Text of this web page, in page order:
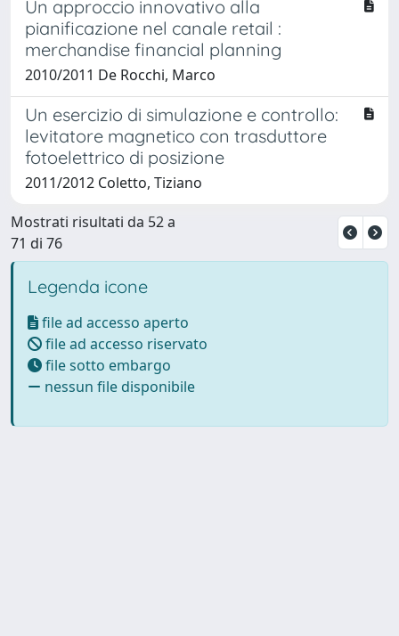
Un approccio innovativo alla
pianificazione nel canale retail :
merchandise financial planning
2010/2011 De Rocchi, Marco
Un esercizio di simulazione e controllo:
levitatore magnetico con trasduttore
fotoelettrico di posizione
2011/2012 Coletto, Tiziano
Mostrati risultati da 52 a
71 di 76
Legenda icone
file ad accesso aperto
file ad accesso riservato
file sotto embargo
nessun file disponibile